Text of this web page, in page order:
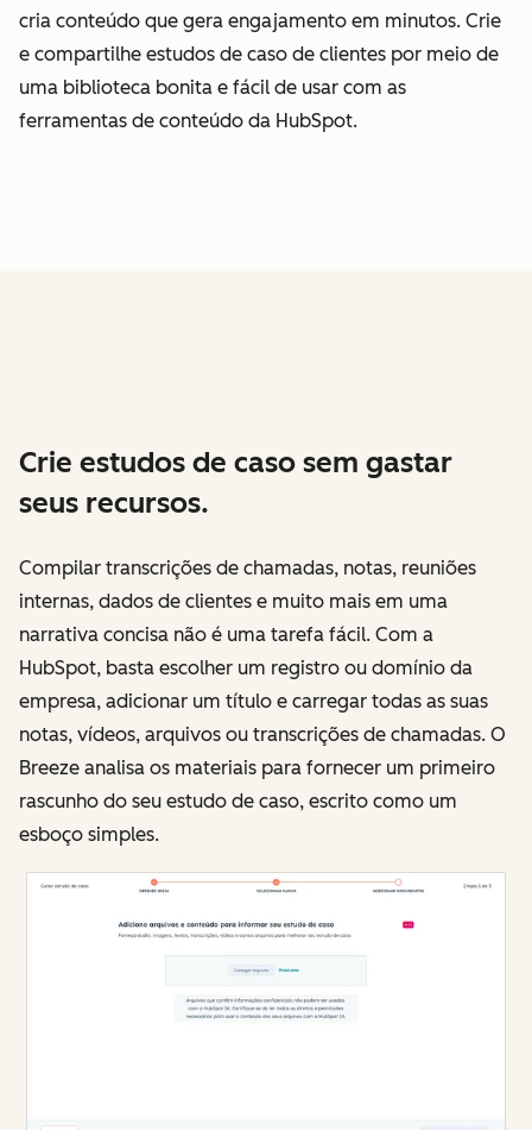
cria conteúdo que gera engajamento em minutos. Crie
e compartilhe estudos de caso de clientes por meio de
uma biblioteca bonita e fácil de usar com as
ferramentas de conteúdo da HubSpot.
Crie estudos de caso sem gastar
seus recursos.
Compilar transcrições de chamadas, notas, reuniões
internas, dados de clientes e muito mais em uma
narrativa concisa não é uma tarefa fácil. Com a
HubSpot, basta escolher um registro ou domínio da
empresa, adicionar um título e carregar todas as suas
notas, vídeos, arquivos ou transcrições de chamadas. O
Breeze analisa os materiais para fornecer um primeiro
rascunho do seu estudo de caso, escrito como um
esboço simples.